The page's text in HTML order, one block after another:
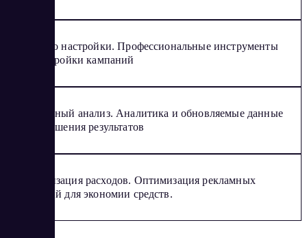
Удобство настройки. Профессиональные инструменты
для настройки кампаний
Постоянный анализ. Аналитика и обновляемые данные
для улучшения результатов
Минимизация расходов. Оптимизация рекламных
кампаний для экономии средств.